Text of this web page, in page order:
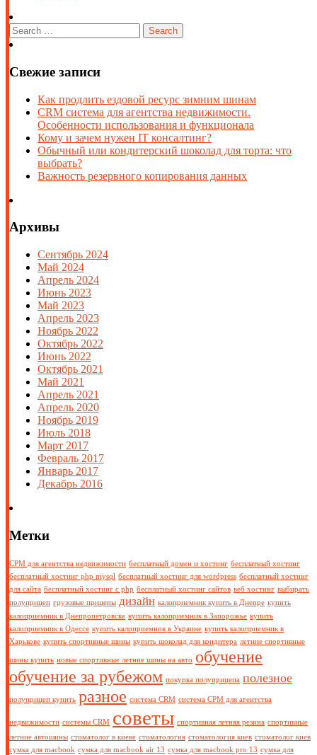
Свежие записи
Как продлить ездовой ресурс зимним шинам
CRM система для агентства недвижимости.
Особенности использования и функционала
Кому и зачем нужен IT консалтинг?
Обычный или кондитерский шоколад для торта: что
выбрать?
Важность резервного копирования данных
Архивы
Сентябрь 2024
Май 2024
Апрель 2024
Июнь 2023
Май 2023
Апрель 2023
Ноябрь 2022
Октябрь 2022
Июнь 2022
Октябрь 2021
Май 2021
Апрель 2021
Апрель 2020
Ноябрь 2019
Июль 2018
Март 2017
Февраль 2017
Январь 2017
Декабрь 2016
Метки
СРМ для агентства недвижимости бесплатный домен и хостинг бесплатный хостинг
бесплатный хостинг php mysql бесплатный хостинг для wordpress бесплатный хостинг
для сайта бесплатный хостинг с php бесплатный хостинг сайтов веб хостинг выбирать
полуприцеп грузовые прицепы дизайн калоприемник купить в Днепре купить
калоприемник в Днепропетровске купить калоприемник в Запорожье купить
калоприемник в Одессе купить калоприемник в Украине купить калоприемник в
Харькове купить спортивные шины купить шоколад для кондитера летние спортивные
шины купить новые спортивные летние шины на авто обучение
обучение за рубежом покупка полуприцепа полезное
полуприцеп купить разное система CRM система СРМ для агентства
недвижимости системы CRM советы спортивная летняя резина спортивные
летние автошины стоматолог в киеве стоматология стоматология киев стоматолог киев
сумка для macbook сумка для macbook air 13 сумка для macbook pro 13 сумка для